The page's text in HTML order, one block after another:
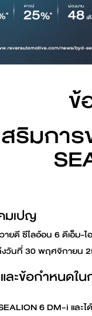
ค่าไฟรถ EV
ข้
ริมกา
มเปญ
ยดี ซีไลอ้อน 6 ดีเอ็ม-
ที่ 30 พฤศจิกายน
ะข้อกำหนดใน
6 DM-i และไ